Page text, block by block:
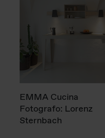
EMMA Cucina
Fotografo: Lorenz
Sternbach